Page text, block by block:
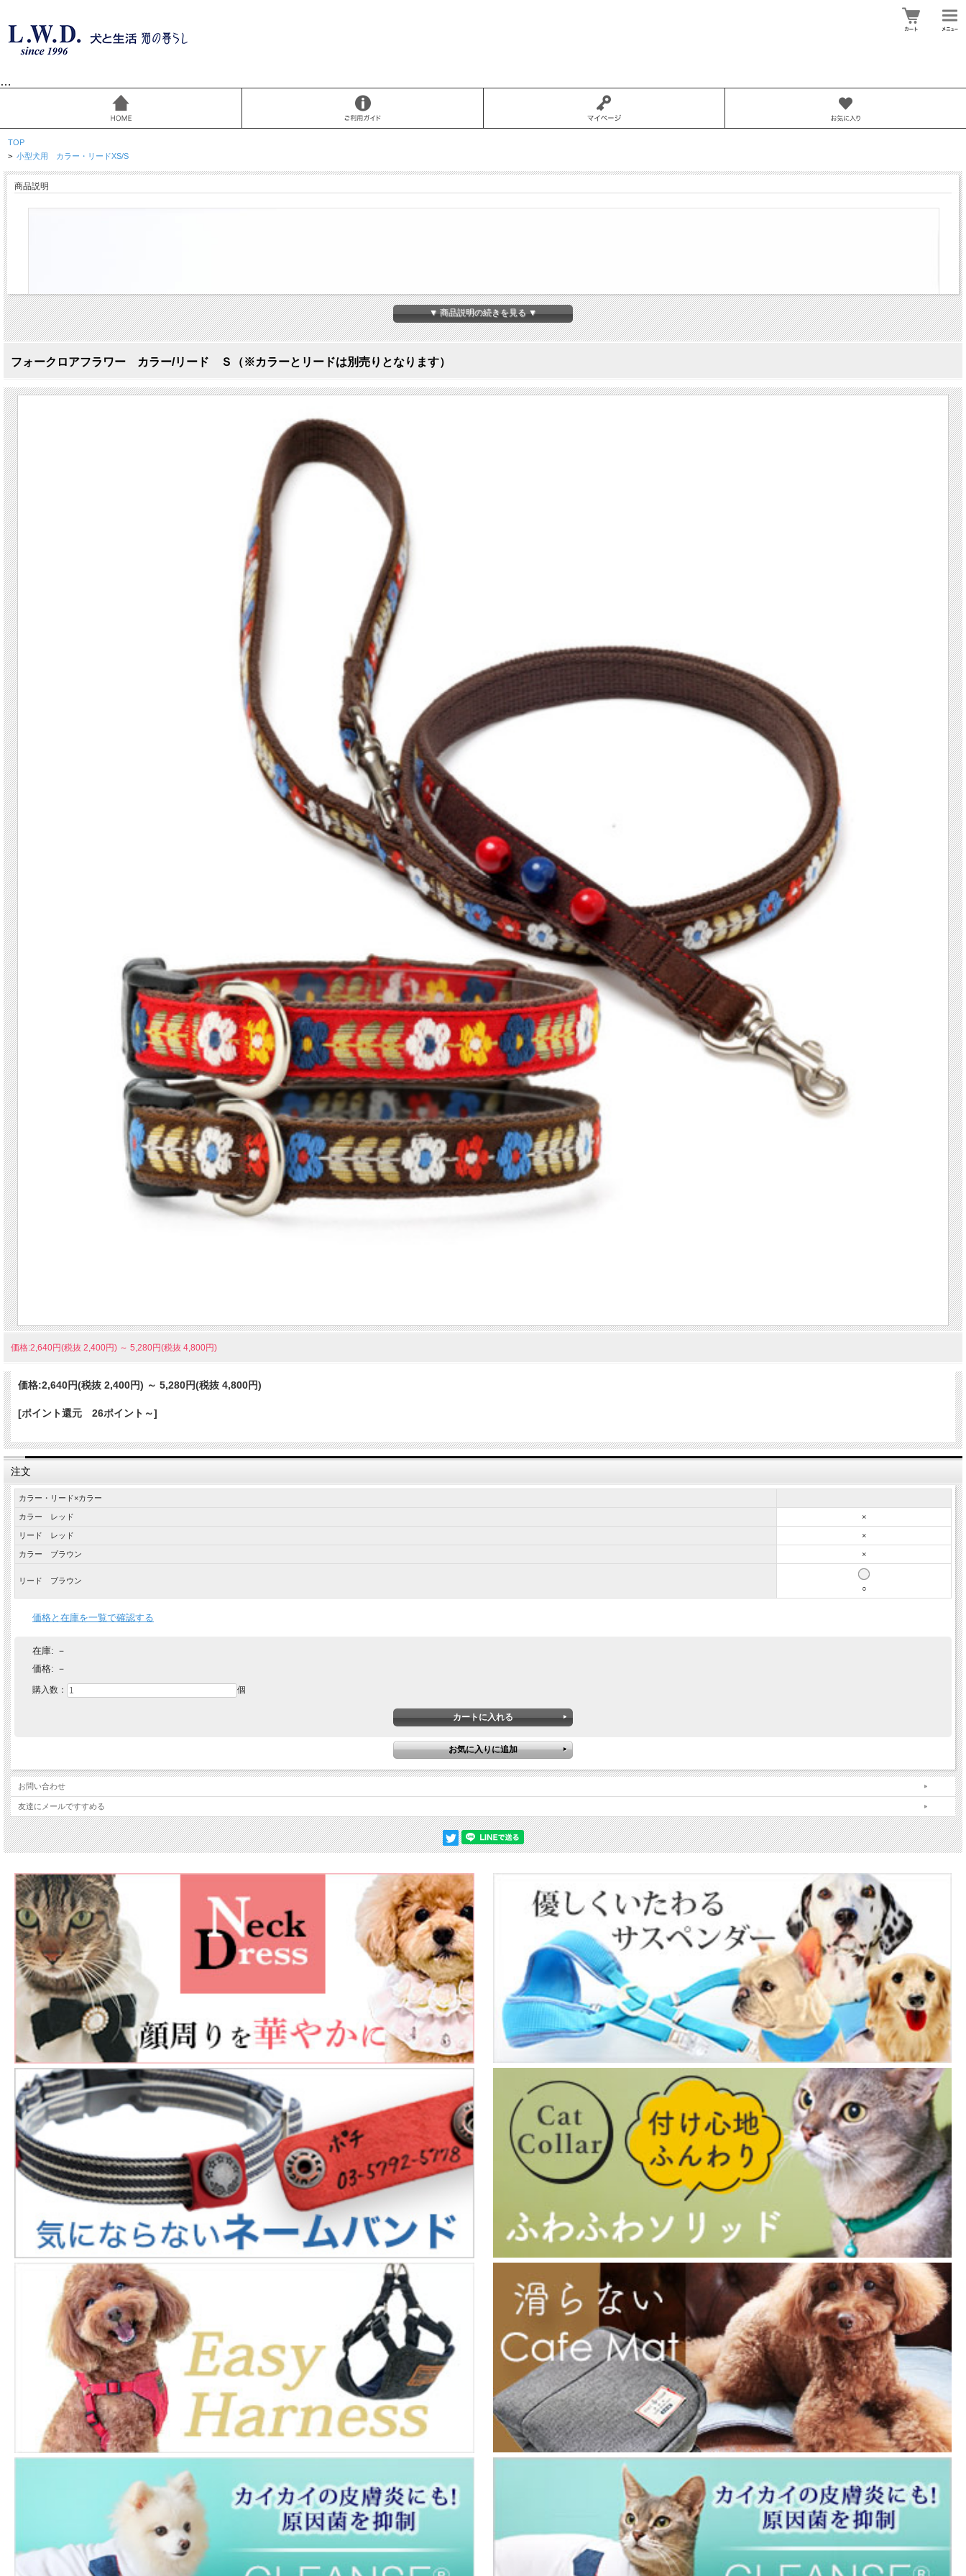
…
TOP
> 小型犬用 カラー・リードXS/S
商品説明
懐かしく新しいフォークロア
フォークロア
カラー/リード Sサイズ
ナチュラルな素材、落ち着いた北欧風の色合い、手仕事を思わせる刺繍。懐かしさだけでなく新しさも感じさせてくれる「フォークロア」。アグレッシブな現代の風潮に対して、自然・調和・優しさを求める民族風のスタイルです。リードの先端部分の切り
替えとウッドビーズ、ステッチワーク等々・・・「失くしたくない大事な何か」を抱く犬と生活らしいカラー＆リードです。
＊カラーとリードは別売りとなります。
▼ 商品説明の続きを見る ▼
フォークロアフラワー カラー/リード Ｓ（※カラーとリードは別売りとなります）
価格:2,640円(税抜 2,400円) ～ 5,280円(税抜 4,800円)
価格:2,640円(税抜 2,400円) ～ 5,280円(税抜 4,800円)
[ポイント還元 26ポイント～]
注文
カラー・リード×カラー
カラー レッド ×
リード レッド ×
カラー ブラウン ×
リード ブラウン
○
価格と在庫を一覧で確認する
在庫: －
価格: －
購入数： 個
お問い合わせ
友達にメールですすめる